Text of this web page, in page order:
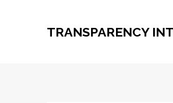
TRANSPARENCY